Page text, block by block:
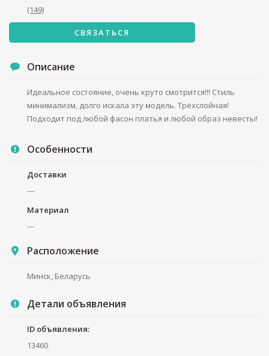
(149)
СВЯЗАТЬСЯ
Описание
Идеальное состояние, очень круто смотрится!!! Стиль
минимализм, долго искала эту модель. Трёхслойная!
Подходит под любой фасон платья и любой образ невесты!
Особенности
Доставки
---
Материал
---
Расположение
Минск, Беларусь
Детали объявления
ID объявления:
13460